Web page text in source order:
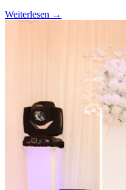
Weiterlesen →